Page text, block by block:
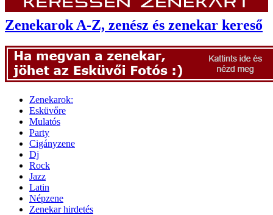
Zenekarok A-Z, zenész és zenekar kereső
Zenekarok:
Esküvőre
Mulatós
Party
Cigányzene
Dj
Rock
Jazz
Latin
Népzene
Zenekar hirdetés